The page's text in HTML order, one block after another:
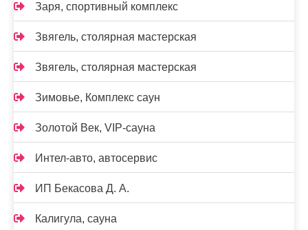
Заря, спортивный комплекс
Звягель, столярная мастерская
Звягель, столярная мастерская
Зимовье, Комплекс саун
Золотой Век, VIP-сауна
Интел-авто, автосервис
ИП Бекасова Д. А.
Калигула, сауна